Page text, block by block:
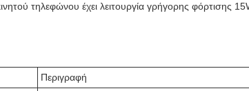
τηλεφώνου έχει λειτουργία γρήγορης φόρτισης
Περιγραφή